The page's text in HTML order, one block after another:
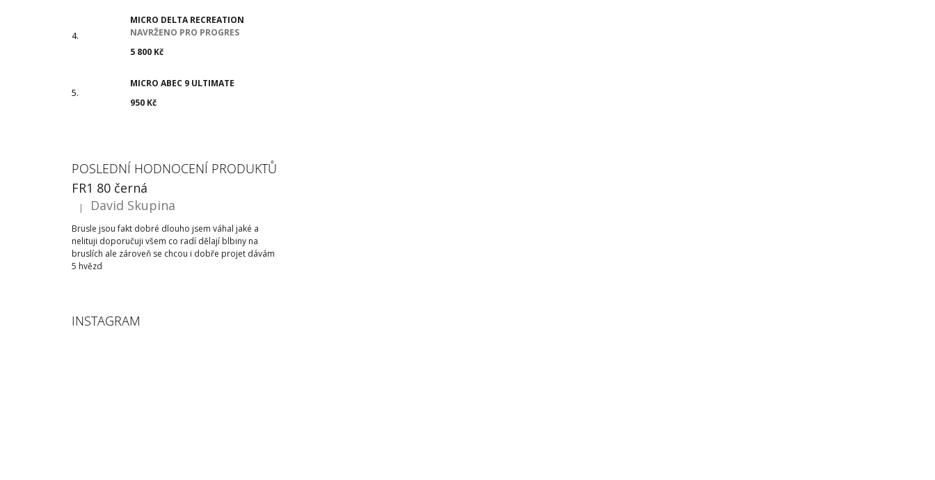
MICRO DELTA RECREATION
NAVRŽENO PRO PROGRES
5 800 Kč
MICRO ABEC 9 ULTIMATE
950 Kč
POSLEDNÍ HODNOCENÍ PRODUKTŮ
FR1 80 černá
Hodnocení produktu je 5 z 5 hvězdiček.
| David Skupina
Brusle jsou fakt dobré dlouho jsem váhal jaké a
nelituji doporučuji všem co radí dělají blbiny na
bruslích ale zároveň se chcou i dobře projet dávám
5 hvězd
INSTAGRAM